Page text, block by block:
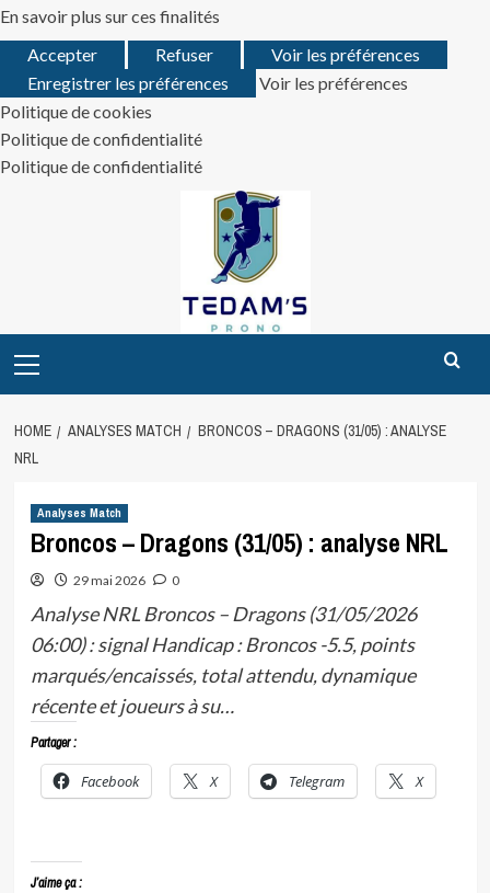
En savoir plus sur ces finalités
Accepter
Refuser
Voir les préférences
Enregistrer les préférences
Voir les préférences
Politique de cookies
Politique de confidentialité
Politique de confidentialité
Menu
HOME ANALYSES MATCH
BRONCOS – DRAGONS (31/05) : ANALYSE
NRL
Analyses Match
Broncos – Dragons (31/05) : analyse NRL
29 mai 2026 0
Analyse NRL Broncos – Dragons (31/05/2026
06:00) : signal Handicap : Broncos -5.5, points
marqués/encaissés, total attendu, dynamique
récente et joueurs à su…
Partager :
Facebook X Telegram X
J’aime ça :